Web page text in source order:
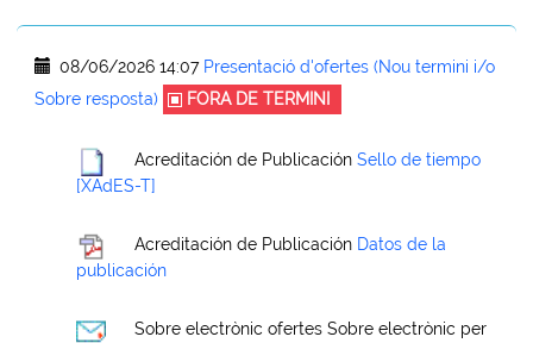
08/06/2026 14:07 Presentació d'ofertes (Nou termini i/o
Sobre resposta)
FORA DE TERMINI
Acreditación de Publicación Sello de tiempo
[XAdES-T]
Acreditación de Publicación Datos de la
publicación
Sobre electrònic ofertes Sobre electrònic per